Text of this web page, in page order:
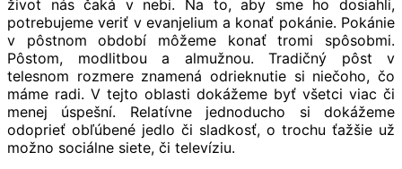
život nás čaká v nebi. Na to, aby sme ho dosiahli,
potrebujeme veriť v evanjelium a konať pokánie. Pokánie
v pôstnom období môžeme konať tromi spôsobmi.
Pôstom, modlitbou a almužnou. Tradičný pôst v
telesnom rozmere znamená odrieknutie si niečoho, čo
máme radi. V tejto oblasti dokážeme byť všetci viac či
menej úspešní. Relatívne jednoducho si dokážeme
odoprieť obľúbené jedlo či sladkosť, o trochu ťažšie už
možno sociálne siete, či televíziu.